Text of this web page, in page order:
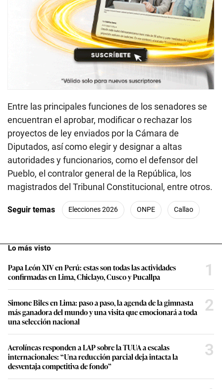
Entre las principales funciones de los senadores se
encuentran el aprobar, modificar o rechazar los
proyectos de ley enviados por la Cámara de
Diputados, así como elegir y designar a altas
autoridades y funcionarios, como el defensor del
Pueblo, el contralor general de la República, los
magistrados del Tribunal Constitucional, entre otros.
Seguir temas Elecciones 2026 ONPE Callao
Lo más visto
Papa León XIV en Perú: estas son todas las actividades
confirmadas en Lima, Chiclayo, Cusco y Pucallpa
1
Simone Biles en Lima: paso a paso, la agenda de la gimnasta
más ganadora del mundo y una visita que emocionará a toda
una selección nacional
2
Aerolíneas responden a LAP sobre la TUUA a escalas
internacionales: “Una reducción parcial deja intacta la
desventaja competitiva de fondo”
3